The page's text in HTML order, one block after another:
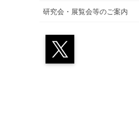
研究会・展覧会等のご案内